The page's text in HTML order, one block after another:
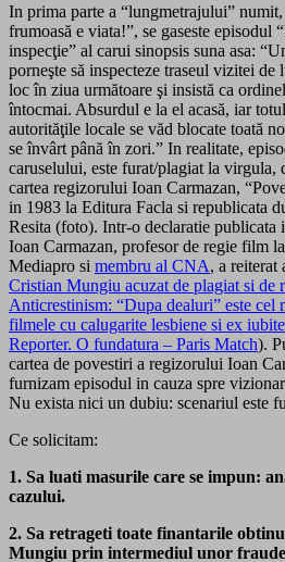
In prima parte a “lungmetrajului”
frumoasă e viata!”, se gaseste episodul
inspecţie” al carui sinopsis suna asa:
porneşte să inspecteze traseul vizitei de
loc în ziua următoare şi insistă ca
întocmai. Absurdul e la el acasă, iar
autorităţile locale se văd blocate toată
se învârt până în zori.” In realitate,
caruselului, este furat/plagiat la virgula,
cartea regizorului Ioan Carmazan,
in 1983 la Editura Facla si republicata
Resita (foto). Intr-o declaratie publicata
Ioan Carmazan, profesor de regie film
Mediapro si membru al CNA, a reiterat
Cristian Mungiu acuzat de plagiat si de
Anticrestinism: “Dupa dealuri” este cel
filmele cu calugarite lesbiene si ex
Reporter. O fundatura – Paris Match).
cartea de povestiri a regizorului Ioan
furnizam episodul in cauza spre
Nu exista nici un dubiu: scenariul este
Ce solicitam:
1. Sa luati masurile care se impun:
cazului.
2. Sa retrageti toate finantarile
Mungiu prin intermediul unor